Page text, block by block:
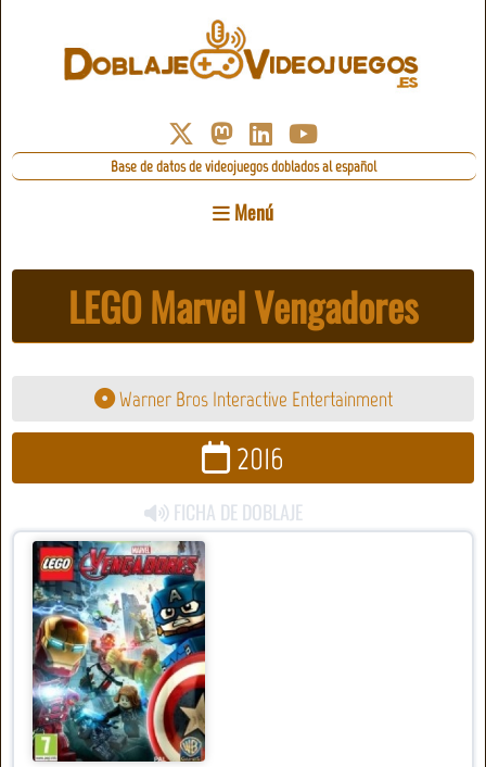
Base de datos de videojuegos doblados al español
Menú
LEGO Marvel Vengadores
Warner Bros Interactive Entertainment
2016
FICHA DE DOBLAJE